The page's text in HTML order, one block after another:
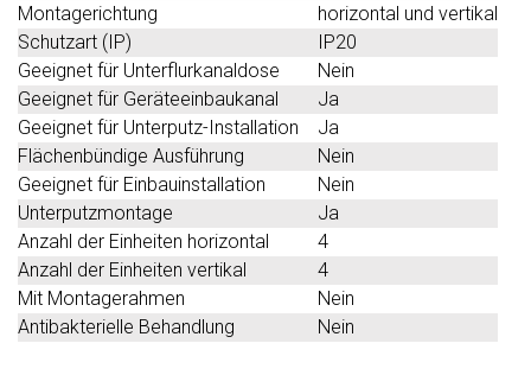
Montagerichtung
horizontal und vertikal
Schutzart (IP)
IP20
Geeignet für Unterflurkanaldose
Nein
Geeignet für Geräteeinbaukanal
Ja
Geeignet für Unterputz-Installation
Ja
Flächenbündige Ausführung
Nein
Geeignet für Einbauinstallation
Nein
Unterputzmontage
Ja
Anzahl der Einheiten horizontal
4
Anzahl der Einheiten vertikal
4
Mit Montagerahmen
Nein
Antibakterielle Behandlung
Nein